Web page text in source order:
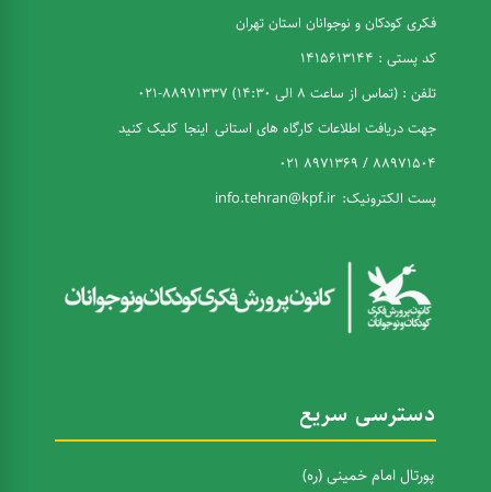
فکری کودکان و نوجوانان استان تهران
کد پستی : 1415613144
تلفن : (تماس از ساعت 8 الی 14:30) 88971337-021
جهت دریافت اطلاعات کارگاه های استانی اینجا کلیک کنید
88971504 / 8971369 021
پست الکترونیک: info.tehran@kpf.ir
دسترسی سریع
پورتال امام خمینی (ره)